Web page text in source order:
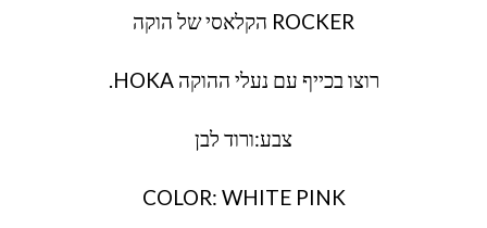
ROCKER הקלאסי של הוקה
רוצו בכייף עם נעלי ההוקה HOKA.
צבע:ורוד לבן
COLOR: WHITE PINK